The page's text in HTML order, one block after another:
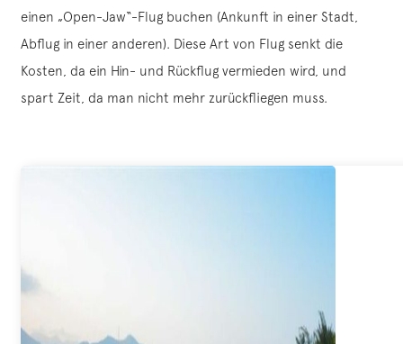
einen „Open-Jaw“-Flug buchen (Ankunft in einer Stadt,
Abflug in einer anderen). Diese Art von Flug senkt die
Kosten, da ein Hin- und Rückflug vermieden wird, und
spart Zeit, da man nicht mehr zurückfliegen muss.